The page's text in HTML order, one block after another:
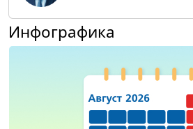
Инфографика